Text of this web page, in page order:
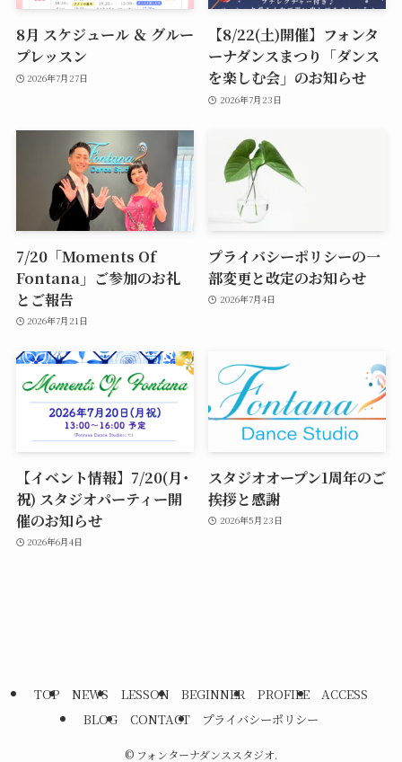
8月 スケジュール ＆ グルー
プレッスン
2026年7月27日
【8/22(土)開催】フォンタ
ーナダンスまつり「ダンス
を楽しむ会」のお知らせ
2026年7月23日
7/20「Moments Of
Fontana」ご参加のお礼
とご報告
2026年7月21日
プライバシーポリシーの一
部変更と改定のお知らせ
2026年7月4日
【イベント情報】7/20(月･
祝) スタジオパーティー開
催のお知らせ
2026年6月4日
スタジオオープン1周年のご
挨拶と感謝
2026年5月23日
TOP NEWS LESSON BEGINNER PROFILE
ACCESS
BLOG
CONTACT プライバシーポリシー
© フォンターナダンススタジオ.